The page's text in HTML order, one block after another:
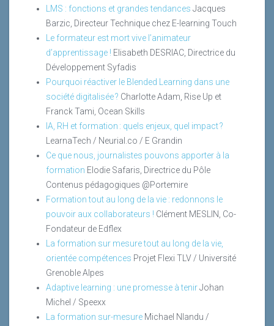
LMS : fonctions et grandes tendances Jacques
Barzic, Directeur Technique chez E-learning Touch
Le formateur est mort vive l’animateur
d’apprentissage ! Elisabeth DESRIAC, Directrice du
Développement Syfadis
Pourquoi réactiver le Blended Learning dans une
société digitalisée ? Charlotte Adam, Rise Up et
Franck Tami, Ocean Skills
IA, RH et formation : quels enjeux, quel impact ?
LearnaTech / Neurial.co / E Grandin
Ce que nous, journalistes pouvons apporter à la
formation Elodie Safaris, Directrice du Pôle
Contenus pédagogiques @Portemire
Formation tout au long de la vie : redonnons le
pouvoir aux collaborateurs ! Clément MESLIN, Co-
Fondateur de Edflex
La formation sur mesure tout au long de la vie,
orientée compétences Projet Flexi TLV / Université
Grenoble Alpes
Adaptive learning : une promesse à tenirJohan
Michel / Speexx
La formation sur-mesure Michael Nlandu /